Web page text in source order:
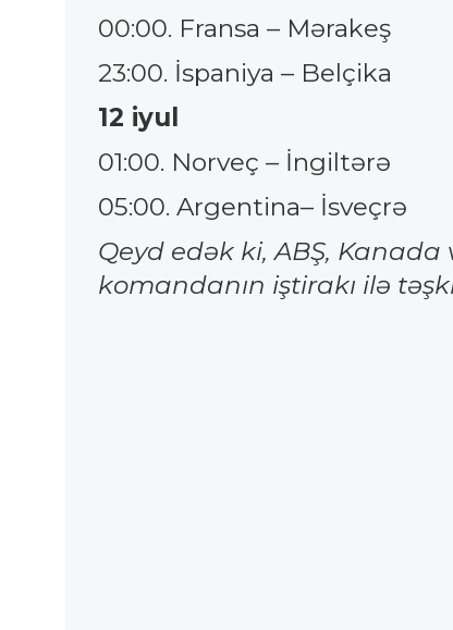
00:00. Fransa – Mərakeş
23:00. İspaniya – Belçika
12 iyul
01:00. Norveç – İngiltərə
05:00. Argentina– İsveçrə
Qeyd edək ki, ABŞ,
komandanın iştirakı ilə